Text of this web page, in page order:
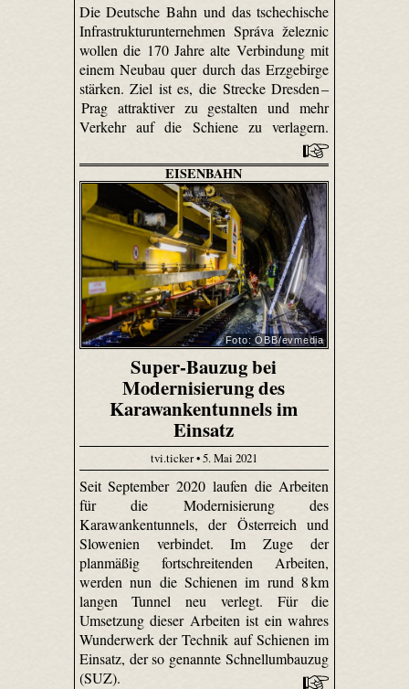
Die Deutsche Bahn und das tschechische
Infrastrukturunternehmen Správa železnic
wollen die 170 Jahre alte Verbindung mit
einem Neubau quer durch das Erzgebirge
stärken. Ziel ist es, die Strecke Dresden –
Prag attraktiver zu gestalten und mehr
Verkehr auf die Schiene zu verlagern.
EISENBAHN
Foto: ÖBB/evmedia
Super-Bauzug bei
Modernisierung des
Karawankentunnels im
Einsatz
tvi.ticker • 5. Mai 2021
Seit September 2020 laufen die Arbeiten
für die Modernisierung des
Karawankentunnels, der Österreich und
Slowenien verbindet. Im Zuge der
planmäßig fortschreitenden Arbeiten,
werden nun die Schienen im rund 8 km
langen Tunnel neu verlegt. Für die
Umsetzung dieser Arbeiten ist ein wahres
Wunderwerk der Technik auf Schienen im
Einsatz, der so genannte Schnellumbauzug
(SUZ).